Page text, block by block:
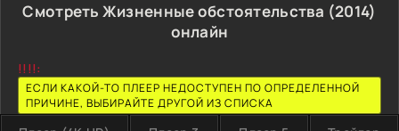
Смотреть Жизненные обстоятельства (2014)
онлайн
!!!!:
ЕСЛИ КАКОЙ-ТО ПЛЕЕР НЕДОСТУПЕН ПО ОПРЕДЕЛЕННОЙ
ПРИЧИНЕ, ВЫБИРАЙТЕ ДРУГОЙ ИЗ СПИСКА